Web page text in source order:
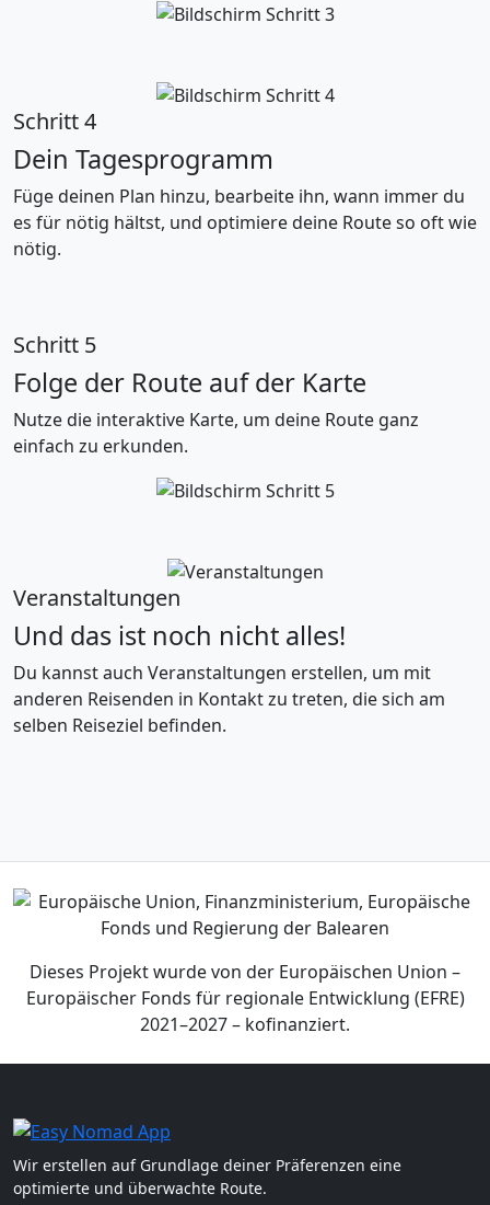
Schritt 4
Dein Tagesprogramm
Füge deinen Plan hinzu, bearbeite ihn, wann immer du
es für nötig hältst, und optimiere deine Route so oft wie
nötig.
Schritt 5
Folge der Route auf der Karte
Nutze die interaktive Karte, um deine Route ganz
einfach zu erkunden.
Veranstaltungen
Und das ist noch nicht alles!
Du kannst auch Veranstaltungen erstellen, um mit
anderen Reisenden in Kontakt zu treten, die sich am
selben Reiseziel befinden.
Dieses Projekt wurde von der Europäischen Union –
Europäischer Fonds für regionale Entwicklung (EFRE)
2021–2027 – kofinanziert.
Wir erstellen auf Grundlage deiner Präferenzen eine
optimierte und überwachte Route.